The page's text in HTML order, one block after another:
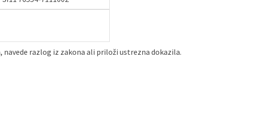
razlog iz zakona ali priloži ustrezna dokazila.